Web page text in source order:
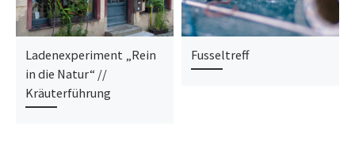
Ladenexperiment „Rein
in die Natur“ //
Kräuterführung
Fusseltreff